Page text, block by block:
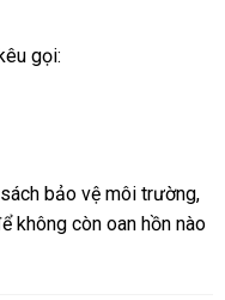
gọi:
bảo vệ môi trường,
không còn oan hồn nào